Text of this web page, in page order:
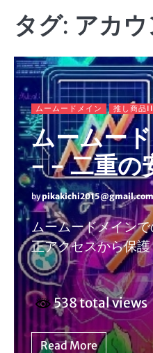
タグ: アカ
ムームードメイン 推し商品II
ムームー
– – 二重の
bypikakichi2015@gmail.com
ムームードメイン
正アクセスから保
538 total views
Read More